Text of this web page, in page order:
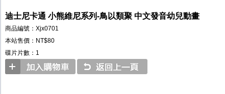
迪士尼卡通 小熊維尼系列-鳥以類聚 中文發音幼兒動畫
商品編號：Xjx0701
本站售價：NT$80
碟片片數：1